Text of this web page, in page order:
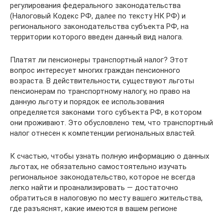
регулирования федерального законодательства
(Налоговый Кодекс РФ, далее по тексту НК РФ) и
регионального законодательства субъекта РФ, на
территории которого введен данный вид налога.
Платят ли пенсионеры транспортный налог? Этот
вопрос интересует многих граждан пенсионного
возраста. В действительности, существуют льготы
пенсионерам по транспортному налогу, но право на
данную льготу и порядок ее использования
определяется законами того субъекта РФ, в котором
они проживают. Это обусловлено тем, что транспортный
налог отнесен к компетенции региональных властей.
К счастью, чтобы узнать полную информацию о данных
льготах, не обязательно самостоятельно изучать
региональное законодательство, которое не всегда
легко найти и проанализировать — достаточно
обратиться в налоговую по месту вашего жительства,
где разъяснят, какие имеются в вашем регионе